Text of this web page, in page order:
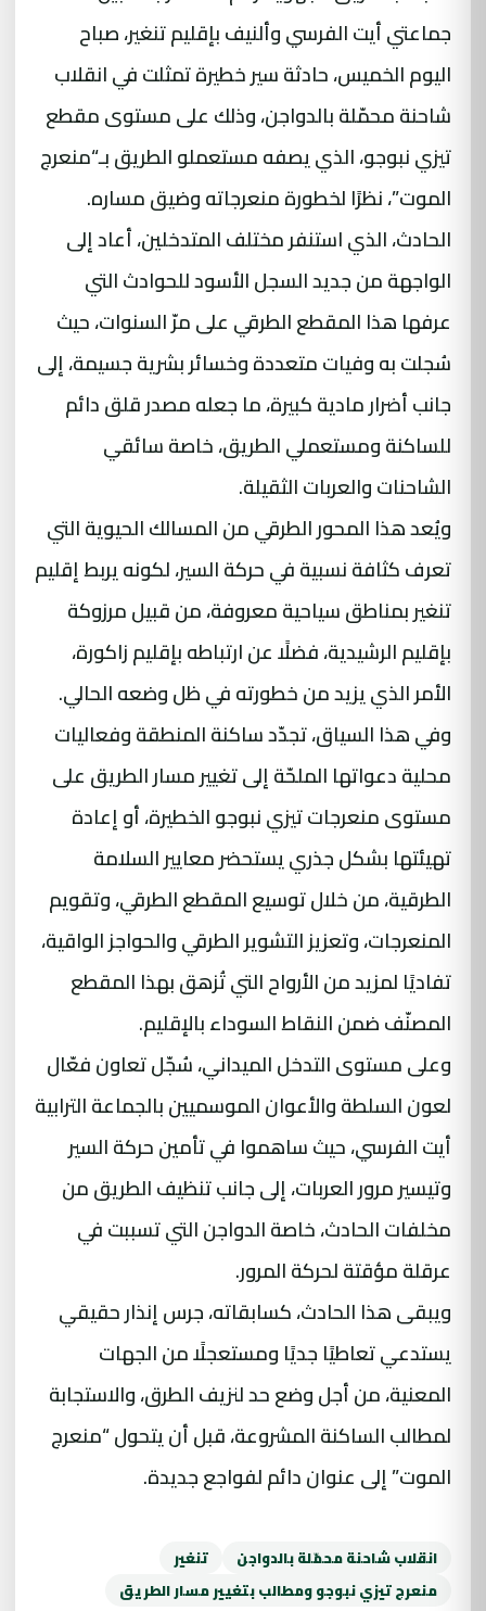
جماعتي أيت الفرسي وألنيف بإقليم تنغير، صباح
اليوم الخميس، حادثة سير خطيرة تمثلت في انقلاب
شاحنة محمّلة بالدواجن، وذلك على مستوى مقطع
تيزي نبوجو، الذي يصفه مستعملو الطريق بـ“منعرج
الموت”، نظرًا لخطورة منعرجاته وضيق مساره.
الحادث، الذي استنفر مختلف المتدخلين، أعاد إلى
الواجهة من جديد السجل الأسود للحوادث التي
عرفها هذا المقطع الطرقي على مرّ السنوات، حيث
سُجلت به وفيات متعددة وخسائر بشرية جسيمة، إلى
جانب أضرار مادية كبيرة، ما جعله مصدر قلق دائم
للساكنة ومستعملي الطريق، خاصة سائقي
الشاحنات والعربات الثقيلة.
ويُعد هذا المحور الطرقي من المسالك الحيوية التي
تعرف كثافة نسبية في حركة السير، لكونه يربط إقليم
تنغير بمناطق سياحية معروفة، من قبيل مرزوكة
بإقليم الرشيدية، فضلًا عن ارتباطه بإقليم زاكورة،
الأمر الذي يزيد من خطورته في ظل وضعه الحالي.
وفي هذا السياق، تجدّد ساكنة المنطقة وفعاليات
محلية دعواتها الملحّة إلى تغيير مسار الطريق على
مستوى منعرجات تيزي نبوجو الخطيرة، أو إعادة
تهيئتها بشكل جذري يستحضر معايير السلامة
الطرقية، من خلال توسيع المقطع الطرقي، وتقويم
المنعرجات، وتعزيز التشوير الطرقي والحواجز الواقية،
تفاديًا لمزيد من الأرواح التي تُزهق بهذا المقطع
المصنّف ضمن النقاط السوداء بالإقليم.
وعلى مستوى التدخل الميداني، سُجّل تعاون فعّال
لعون السلطة والأعوان الموسميين بالجماعة الترابية
أيت الفرسي، حيث ساهموا في تأمين حركة السير
وتيسير مرور العربات، إلى جانب تنظيف الطريق من
مخلفات الحادث، خاصة الدواجن التي تسببت في
عرقلة مؤقتة لحركة المرور.
ويبقى هذا الحادث، كسابقاته، جرس إنذار حقيقي
يستدعي تعاطيًا جديًا ومستعجلًا من الجهات
المعنية، من أجل وضع حد لنزيف الطرق، والاستجابة
لمطالب الساكنة المشروعة، قبل أن يتحول “منعرج
الموت” إلى عنوان دائم لفواجع جديدة.
انقلاب شاحنة محمّلة بالدواجن
تنغير
منعرج تيزي نبوجو ومطالب بتغيير مسار الطريق